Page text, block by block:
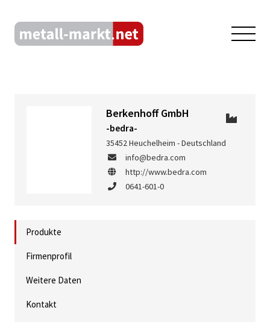
Berkenhoff GmbH
-bedra-
35452 Heuchelheim - Deutschland
info@bedra.com
http://www.bedra.com
0641-601-0
Produkte
Firmenprofil
Weitere Daten
Kontakt